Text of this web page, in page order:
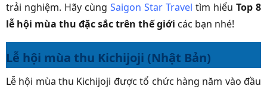
trải nghiệm. Hãy cùng Saigon Star Travel tìm hiểu Top 8
lễ hội mùa thu đặc sắc trên thế giới các bạn nhé!
Lễ hội mùa thu Kichijoji (Nhật Bản)
Lễ hội mùa thu Kichijoji được tổ chức hàng năm vào đầu